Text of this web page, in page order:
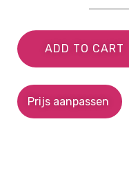
ADD TO CART
Prijs aanpassen